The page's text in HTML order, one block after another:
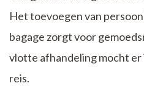
Het toevoegen van
bagage zorgt voor
vlotte afhandeling mocht er
reis.